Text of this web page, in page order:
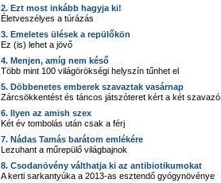
2. Ezt most inkább hagyja ki!
Életveszélyes a túrázás
3. Emeletes ülések a repülőkön
Ez (is) lehet a jövő
4. Menjen, amíg nem késő
Több mint 100 világörökségi helyszín tűnhet el
5. Döbbenetes emberek szavaztak vasárnap
Zárcsökkentést és táncos játszóteret kért a két szavazó
6. Ilyen az amish szex
Két év tombolás után csak a férj
7. Nádas Tamás barátom emlékére
Lezuhant a műrepülő világbajnok
8. Csodanövény válthatja ki az antibiotikumokat
A kerti sarkantyúka a 2013-as esztendő gyógynövénye